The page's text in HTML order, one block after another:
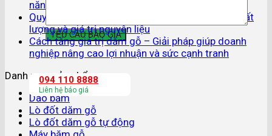
094 110 8888
Liên hệ báo giá
năng suất và giảm chi phí vận hành
Quy trình xử lý gỗ keo sau thu hoạch – Tối ưu chất
lượng và giá trị nguyên liệu
Cách tăng giá trị dăm gỗ – Giải pháp giúp doanh
nghiệp nâng cao lợi nhuận và sức cạnh tranh
Danh mục sản phẩm
Dao băm
Lò đốt dăm gỗ
Lò đốt dăm gỗ tự động